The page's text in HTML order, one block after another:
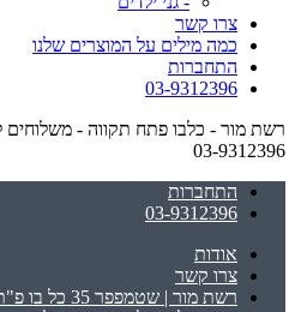
צרו קשר
כמה מילים על המוצרים שלנו
התחברות
03-9312396
03-9312396
התחברות
03-9312396
אודות
צרו קשר
רשת מור | שטמפפר 35 כל בו פ"ת